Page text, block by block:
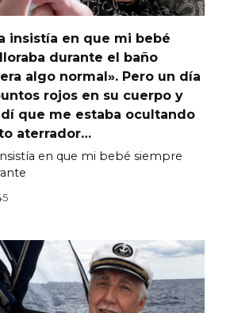
insistía en que mi bebé
durante el baño
algo normal». Pero un día
rojos en su cuerpo y
que me estaba ocultando
aterrador…
en que mi bebé siempre